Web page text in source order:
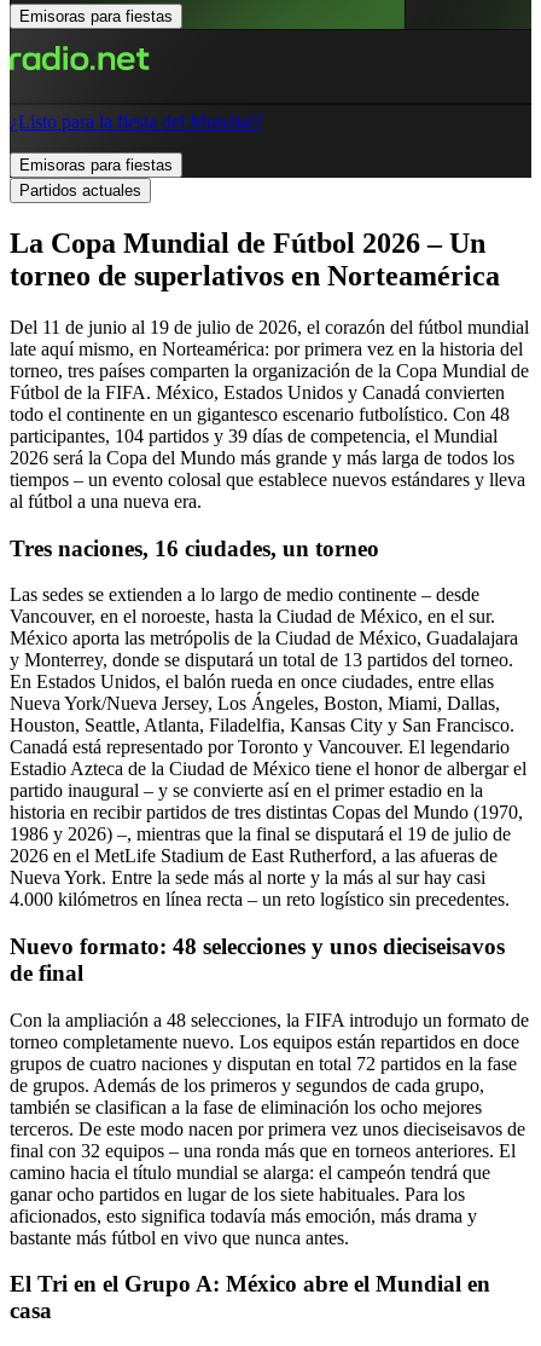
Emisoras para fiestas
¿Listo para la fiesta del Mundial?
Emisoras para fiestas
Partidos actuales
La Copa Mundial de Fútbol 2026 – Un
torneo de superlativos en Norteamérica
Del 11 de junio al 19 de julio de 2026, el corazón del fútbol mundial
late aquí mismo, en Norteamérica: por primera vez en la historia del
torneo, tres países comparten la organización de la Copa Mundial de
Fútbol de la FIFA. México, Estados Unidos y Canadá convierten
todo el continente en un gigantesco escenario futbolístico. Con 48
participantes, 104 partidos y 39 días de competencia, el Mundial
2026 será la Copa del Mundo más grande y más larga de todos los
tiempos – un evento colosal que establece nuevos estándares y lleva
al fútbol a una nueva era.
Tres naciones, 16 ciudades, un torneo
Las sedes se extienden a lo largo de medio continente – desde
Vancouver, en el noroeste, hasta la Ciudad de México, en el sur.
México aporta las metrópolis de la Ciudad de México, Guadalajara
y Monterrey, donde se disputará un total de 13 partidos del torneo.
En Estados Unidos, el balón rueda en once ciudades, entre ellas
Nueva York/Nueva Jersey, Los Ángeles, Boston, Miami, Dallas,
Houston, Seattle, Atlanta, Filadelfia, Kansas City y San Francisco.
Canadá está representado por Toronto y Vancouver. El legendario
Estadio Azteca de la Ciudad de México tiene el honor de albergar el
partido inaugural – y se convierte así en el primer estadio en la
historia en recibir partidos de tres distintas Copas del Mundo (1970,
1986 y 2026) –, mientras que la final se disputará el 19 de julio de
2026 en el MetLife Stadium de East Rutherford, a las afueras de
Nueva York. Entre la sede más al norte y la más al sur hay casi
4.000 kilómetros en línea recta – un reto logístico sin precedentes.
Nuevo formato: 48 selecciones y unos dieciseisavos
de final
Con la ampliación a 48 selecciones, la FIFA introdujo un formato de
torneo completamente nuevo. Los equipos están repartidos en doce
grupos de cuatro naciones y disputan en total 72 partidos en la fase
de grupos. Además de los primeros y segundos de cada grupo,
también se clasifican a la fase de eliminación los ocho mejores
terceros. De este modo nacen por primera vez unos dieciseisavos de
final con 32 equipos – una ronda más que en torneos anteriores. El
camino hacia el título mundial se alarga: el campeón tendrá que
ganar ocho partidos en lugar de los siete habituales. Para los
aficionados, esto significa todavía más emoción, más drama y
bastante más fútbol en vivo que nunca antes.
El Tri en el Grupo A: México abre el Mundial en
casa